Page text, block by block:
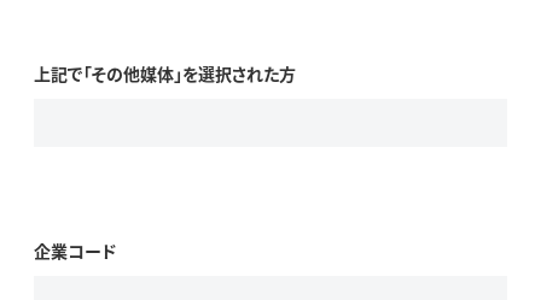
上記で「その他媒体」を選択された方
企業コード